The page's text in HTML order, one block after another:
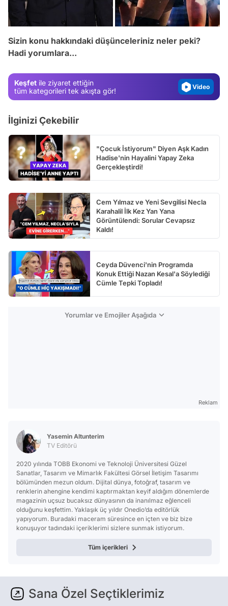
Sizin konu hakkındaki düşünceleriniz neler peki?
Hadi yorumlara...
Keşfet ile ziyaret ettiğin
tüm kategorileri tek akışta gör!
Video
Video
İlginizi Çekebilir
"Çocuk İstiyorum" Diyen Aşk Kadın
Hadise'nin Hayalini Yapay Zeka
Gerçekleştirdi!
Cem Yılmaz ve Yeni Sevgilisi Necla
Karahalil İlk Kez Yan Yana
Görüntülendi: Sorular Cevapsız
Kaldı!
Ceyda Düvenci'nin Programda
Konuk Ettiği Nazan Kesal'a Söylediği
Cümle Tepki Topladı!
Yorumlar ve Emojiler Aşağıda
Reklam
Yasemin Altunterim
TV Editörü
2020 yılında TOBB Ekonomi ve Teknoloji Üniversitesi Güzel
Sanatlar, Tasarım ve Mimarlık Fakültesi Görsel İletişim Tasarımı
bölümünden mezun oldum. Dijital dünya, fotoğraf, tasarım ve
renklerin ahengine kendimi kaptırmaktan keyif aldığım dönemlerde
magazinin uçsuz bucaksız dünyasının da inanılmaz eğlenceli
olduğunu keşfettim. Yaklaşık üç yıldır Onedio’da editörlük
yapıyorum. Buradaki maceram süresince en içten ve biz bize
konuşuyor tadındaki içeriklerimi sizlere sunmak istiyorum.
Tüm içerikleri
Sana Özel Seçtiklerimiz